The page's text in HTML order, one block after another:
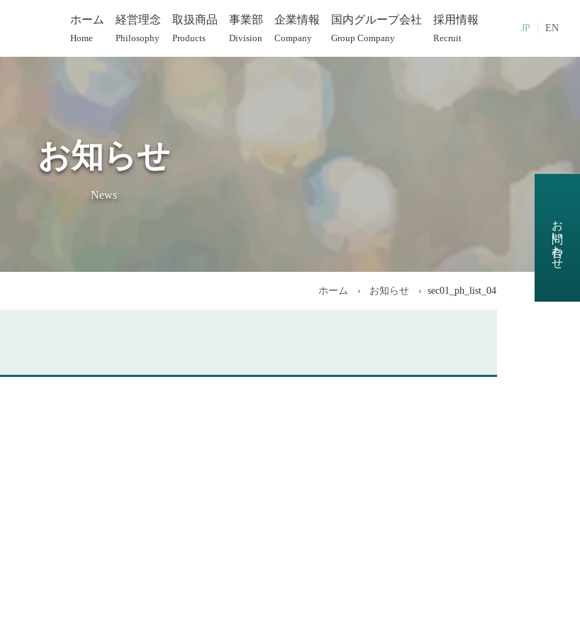
EN
JP
ホーム
Home
経営理念
Philosophy
取扱商品
Products
事業部
Division
企業情報
Company
国内グループ会社
Group Company
採用情報
Recruit
お知らせ
News
ホーム お知らせ sec01_ph_list_04
お問い合わせ